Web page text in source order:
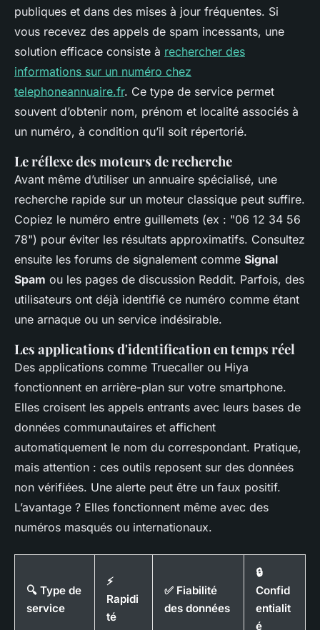
publiques et dans des mises à jour fréquentes. Si
vous recevez des appels de spam incessants, une
solution efficace consiste à rechercher des
informations sur un numéro chez
telephoneannuaire.fr. Ce type de service permet
souvent d’obtenir nom, prénom et localité associés à
un numéro, à condition qu’il soit répertorié.
Le réflexe des moteurs de recherche
Avant même d’utiliser un annuaire spécialisé, une
recherche rapide sur un moteur classique peut suffire.
Copiez le numéro entre guillemets (ex : "06 12 34 56
78") pour éviter les résultats approximatifs. Consultez
ensuite les forums de signalement comme Signal
Spam ou les pages de discussion Reddit. Parfois, des
utilisateurs ont déjà identifié ce numéro comme étant
une arnaque ou un service indésirable.
Les applications d'identification en temps réel
Des applications comme Truecaller ou Hiya
fonctionnent en arrière-plan sur votre smartphone.
Elles croisent les appels entrants avec leurs bases de
données communautaires et affichent
automatiquement le nom du correspondant. Pratique,
mais attention : ces outils reposent sur des données
non vérifiées. Une alerte peut être un faux positif.
L’avantage ? Elles fonctionnent même avec des
numéros masqués ou internationaux.
🔍 Type de
service
⚡
Rapidi
té
✅ Fiabilité
des données
🔒
Confid
entialit
é